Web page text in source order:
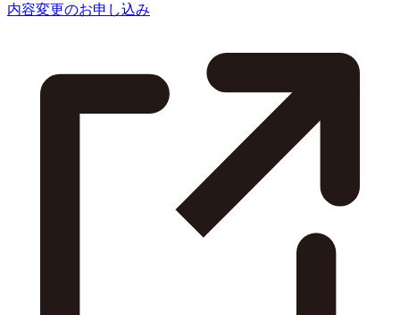
内容変更のお申し込み